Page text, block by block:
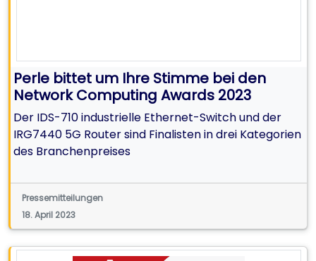
Perle bittet um Ihre Stimme bei den
Network Computing Awards 2023
Der IDS-710 industrielle Ethernet-Switch und der
IRG7440 5G Router sind Finalisten in drei Kategorien
des Branchenpreises
Pressemitteilungen
18. April 2023